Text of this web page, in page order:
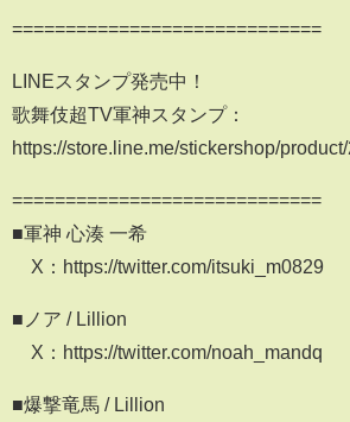
=============================
LINEスタンプ発売中！
歌舞伎超TV軍神スタンプ：
https://store.line.me/stickershop/
=============================
■軍神 心湊 一希
X：https://twitter.com/itsuki_m0829
■ノア / Lillion
X：https://twitter.com/noah_mandq
■爆撃竜馬 / Lillion